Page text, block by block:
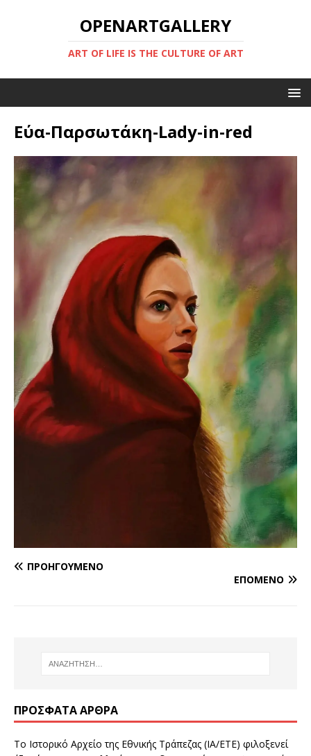
OPENARTGALLERY
ART OF LIFE IS THE CULTURE OF ART
Εύα-Παρσωτάκη-Lady-in-red
ΠΡΟΗΓΟΎΜΕΝΟ
ΕΠΌΜΕΝΟ
ΠΡΌΣΦΑΤΑ ΆΡΘΡΑ
Το Ιστορικό Αρχείο της Εθνικής Τράπεζας (ΙΑ/ΕΤΕ) φιλοξενεί